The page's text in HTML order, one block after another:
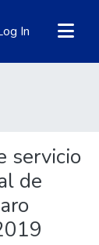
In (current)
servicio
de